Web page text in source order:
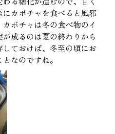
カボチャを食べると風邪
ボチャは冬の食べ物のイ
成るのは夏の終わりから
ておけば、冬至の頃にお
なのですね。